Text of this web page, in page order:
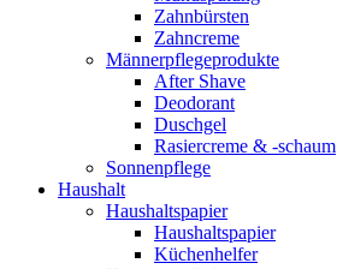
Zahnbürsten
Zahncreme
Männerpflegeprodukte
After Shave
Deodorant
Duschgel
Rasiercreme & -schaum
Sonnenpflege
Haushalt
Haushaltspapier
Haushaltspapier
Küchenhelfer